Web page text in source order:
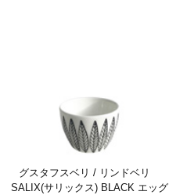
グスタフスベリ / リンドベリ
SALIX(サリックス) BLACK エッグ